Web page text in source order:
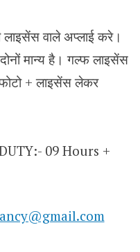
वाले अप्लाई करे।
मान्य है। गल्फ लाइसेंस
फोटो + लाइसेंस लेकर
09 Hours +